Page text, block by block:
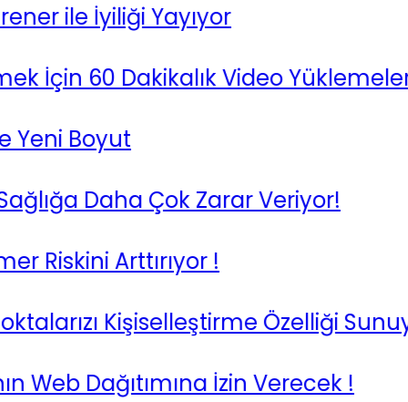
ile İyiliği Yayıyor
60 Dakikalık Video Yüklemelerini
Boyut
Daha Çok Zarar Veriyor!
Arttırıyor !
Kişiselleştirme Özelliği Sunuyor
Dağıtımına İzin Verecek !